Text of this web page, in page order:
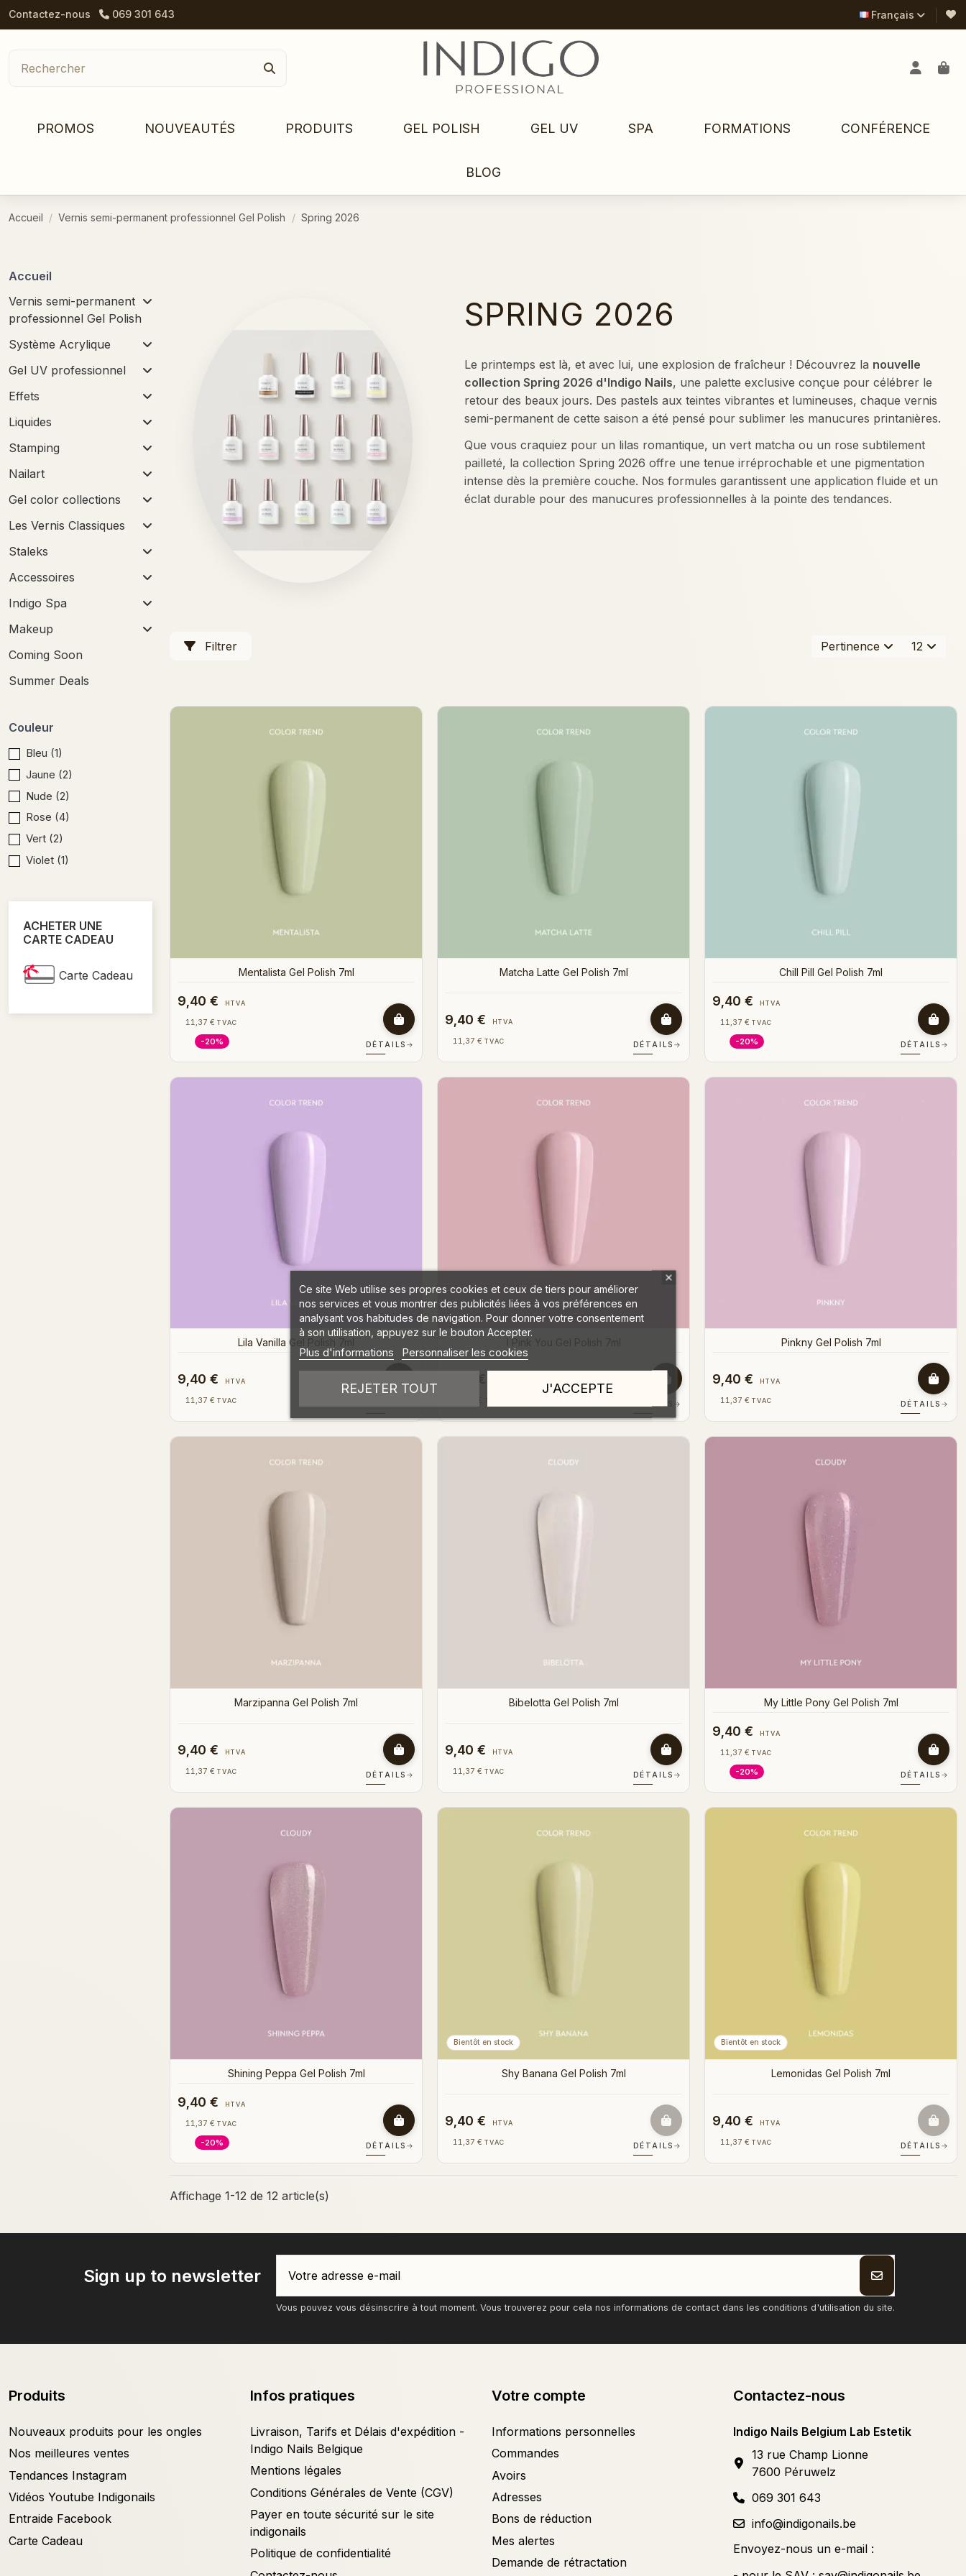
Contactez-nous 069 301 643 Français
PROMOS NOUVEAUTÉS PRODUITS GEL POLISH GEL UV SPA FORMATIONS CONFÉRENCE
BLOG
Accueil Vernis semi-permanent professionnel Gel Polish Spring 2026
SPRING 2026
Le printemps est là, et avec lui, une explosion de fraîcheur ! Découvrez la nouvelle
collection Spring 2026 d'Indigo Nails, une palette exclusive conçue pour célébrer le
retour des beaux jours. Des pastels aux teintes vibrantes et lumineuses, chaque vernis
semi-permanent de cette saison a été pensé pour sublimer les manucures printanières.
Que vous craquiez pour un lilas romantique, un vert matcha ou un rose subtilement
pailleté, la collection Spring 2026 offre une tenue irréprochable et une pigmentation
intense dès la première couche. Nos formules garantissent une application fluide et un
éclat durable pour des manucures professionnelles à la pointe des tendances.
Filtrer Pertinence 12
Mentalista Gel Polish 7ml
9,40 € HTVA
11,37 € TVAC
-20% DÉTAILS →
Matcha Latte Gel Polish 7ml
9,40 € HTVA
11,37 € TVAC DÉTAILS →
Chill Pill Gel Polish 7ml
9,40 € HTVA
11,37 € TVAC
-20% DÉTAILS →
Lila Vanilla Gel Polish 7ml
9,40 € HTVA
11,37 € TVAC
I Pink You Gel Polish 7ml
DÉTAILS →
Pinkny Gel Polish 7ml
9,40 € HTVA
11,37 € TVAC DÉTAILS →
Marzipanna Gel Polish 7ml
9,40 € HTVA
11,37 € TVAC DÉTAILS →
Bibelotta Gel Polish 7ml
9,40 € HTVA
11,37 € TVAC DÉTAILS →
My Little Pony Gel Polish 7ml
9,40 € HTVA
11,37 € TVAC
-20% DÉTAILS →
Shining Peppa Gel Polish 7ml
9,40 € HTVA
11,37 € TVAC
-20% DÉTAILS →
Bientôt en stock
Shy Banana Gel Polish 7ml
9,40 € HTVA
11,37 € TVAC DÉTAILS →
Bientôt en stock
Lemonidas Gel Polish 7ml
9,40 € HTVA
11,37 € TVAC DÉTAILS →
Affichage 1-12 de 12 article(s)
Accueil
Vernis semi-permanent
professionnel Gel Polish
Système Acrylique
Gel UV professionnel
Effets
Liquides
Stamping
Nailart
Gel color collections
Les Vernis Classiques
Staleks
Accessoires
Indigo Spa
Makeup
Coming Soon
Summer Deals
Couleur
Bleu (1)
Jaune (2)
Nude (2)
Rose (4)
Vert (2)
Violet (1)
ACHETER UNE
CARTE CADEAU
Carte Cadeau
Sign up to newsletter
Vous pouvez vous désinscrire à tout moment. Vous trouverez pour cela nos informations de contact dans les conditions d'utilisation du site.
Produits
Nouveaux produits pour les ongles
Nos meilleures ventes
Tendances Instagram
Vidéos Youtube Indigonails
Entraide Facebook
Carte Cadeau
Infos pratiques
Livraison, Tarifs et Délais d'expédition -
Indigo Nails Belgique
Mentions légales
Conditions Générales de Vente (CGV)
Payer en toute sécurité sur le site
indigonails
Politique de confidentialité
Votre compte
Informations personnelles
Commandes
Avoirs
Adresses
Bons de réduction
Mes alertes
Demande de rétractation
Contactez-nous
Indigo Nails Belgium Lab Estetik
13 rue Champ Lionne
7600 Péruwelz
069 301 643
info@indigonails.be
Envoyez-nous un e-mail :
Ce site Web utilise ses propres cookies et ceux de tiers pour améliorer
nos services et vous montrer des publicités liées à vos préférences en
analysant vos habitudes de navigation. Pour donner votre consentement
à son utilisation, appuyez sur le bouton Accepter.
Plus d'informations Personnaliser les cookies
REJETER TOUT J'ACCEPTE